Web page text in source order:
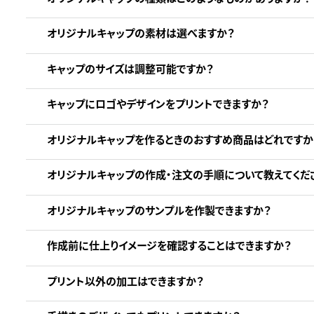
オリジナルキャップの素材は選べますか？
キャップのサイズは調整可能ですか？
キャップにロゴやデザインをプリントできますか？
オリジナルキャップを作るときのおすすめ商品はどれですか
オリジナルキャップの作成・注文の手順について教えてくだ
オリジナルキャップのサンプルを作製できますか？
作成前に仕上りイメージを確認することはできますか？
プリント以外の加工はできますか？